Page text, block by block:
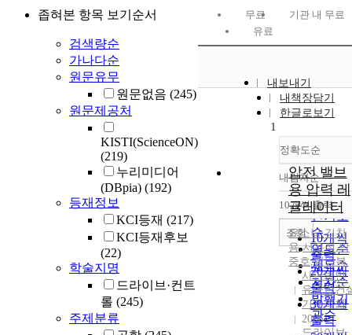
좁혀본 항목 보기순서
검색량순
가나다순
원문유무
원문없음 (245)
원문제공처
KISTI(ScienceON)
(219)
누리미디어
(DBpia) (192)
등재정보
KCI등재 (217)
KCI등재후보
(22)
학술지명
드라이브·컨트
롤 (245)
주제분류
무료
기관 내 무료
유료
내보내기
내책장담기
한글로보기
정확도순
정확도
순
인기도
순
연도순
제목순
저자순
발행기
관순
내림차순
내림차
10개씩 출력
10개씩
출력
20개씩
출력
30개씩
출력
조회
1
압전 밸브
용 압력 레
귤레이터
윤소남,김찬
용,서우석,박
중호,함영복
사단법인
유공압건
기계학회
2006
드라이브·